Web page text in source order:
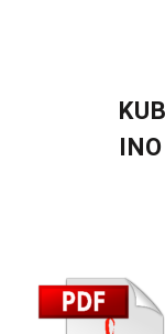
INO